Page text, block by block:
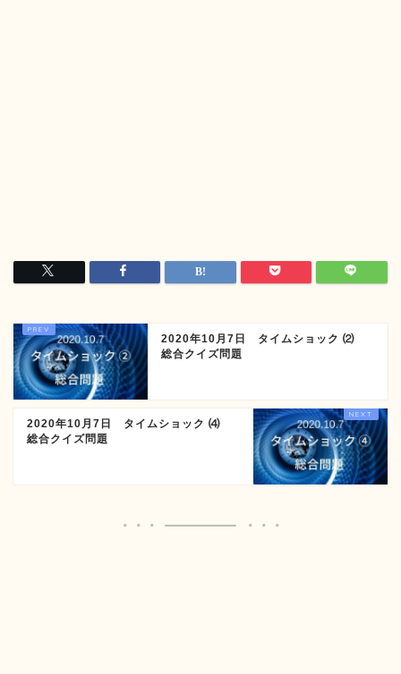
2020年10月7日 タイムショック ⑵
総合クイズ問題
2020年10月7日 タイムショック ⑷
総合クイズ問題